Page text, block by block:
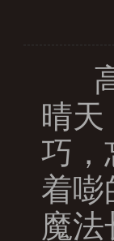
晴天
巧，
着嘭
魔